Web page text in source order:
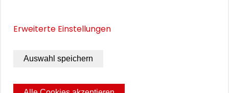
Erweiterte Einstellungen
Auswahl speichern